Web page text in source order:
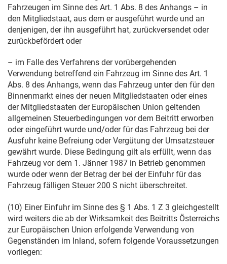
Fahrzeugen im Sinne des Art. 1 Abs. 8 des Anhangs – in
den Mitgliedstaat, aus dem er ausgeführt wurde und an
denjenigen, der ihn ausgeführt hat, zurückversendet oder
zurückbefördert oder
– im Falle des Verfahrens der vorübergehenden
Verwendung betreffend ein Fahrzeug im Sinne des Art. 1
Abs. 8 des Anhangs, wenn das Fahrzeug unter den für den
Binnenmarkt eines der neuen Mitgliedstaaten oder eines
der Mitgliedstaaten der Europäischen Union geltenden
allgemeinen Steuerbedingungen vor dem Beitritt erworben
oder eingeführt wurde und/oder für das Fahrzeug bei der
Ausfuhr keine Befreiung oder Vergütung der Umsatzsteuer
gewährt wurde. Diese Bedingung gilt als erfüllt, wenn das
Fahrzeug vor dem 1. Jänner 1987 in Betrieb genommen
wurde oder wenn der Betrag der bei der Einfuhr für das
Fahrzeug fälligen Steuer 200 S nicht überschreitet.
(10) Einer Einfuhr im Sinne des § 1 Abs. 1 Z 3 gleichgestellt
wird weiters die ab der Wirksamkeit des Beitritts Österreichs
zur Europäischen Union erfolgende Verwendung von
Gegenständen im Inland, sofern folgende Voraussetzungen
vorliegen: